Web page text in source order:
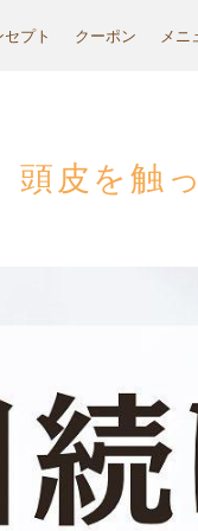
プト クーポン メニ
頭皮を触